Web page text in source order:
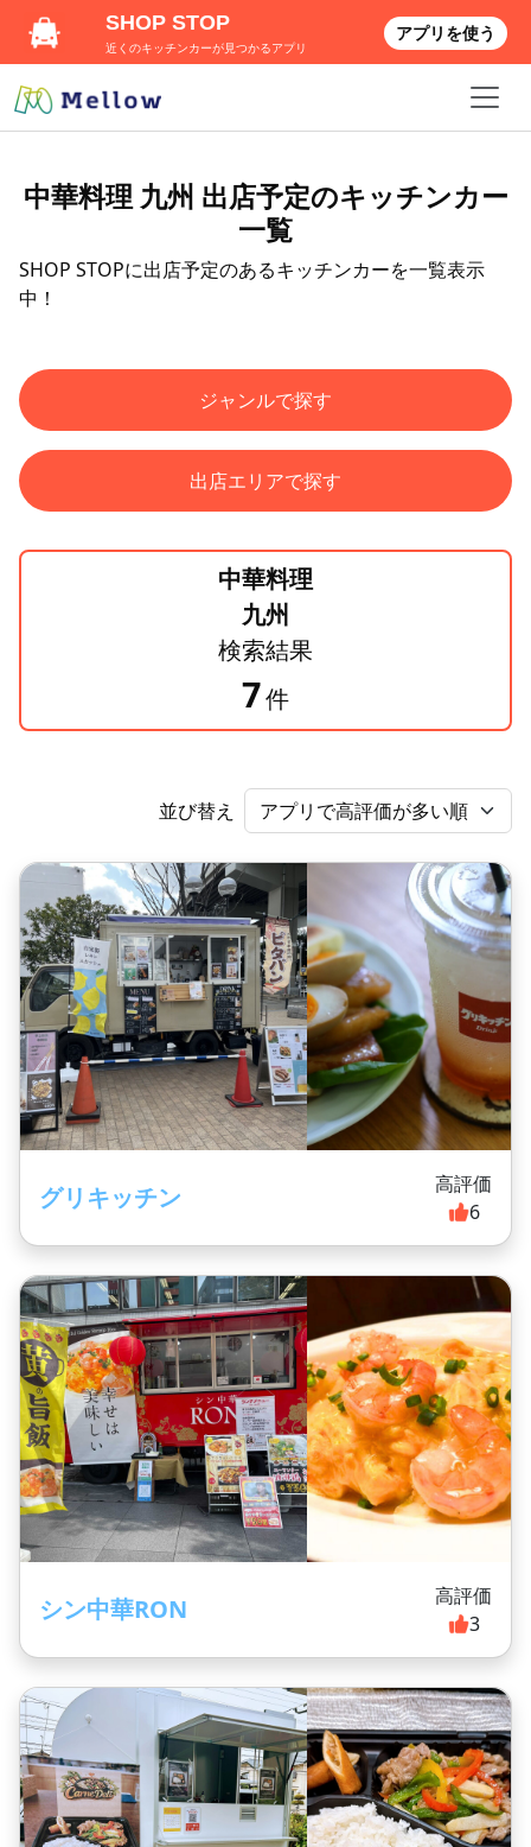
中華料理 九州 出店予定のキッチンカー
一覧
SHOP STOPに出店予定のあるキッチンカーを一覧表示
中！
ジャンルで探す
出店エリアで探す
中華料理
九州
検索結果
7件
並び替え
グリキッチン
高評価
6
シン中華RON
高評価
3
SHOP STOP
近くのキッチンカーが見つかるアプリ
アプリを使う